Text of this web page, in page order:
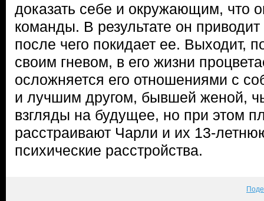
доказать себе и окружающим, что
команды. В результате он
после чего покидает ее. Выходит,
своим гневом, в его жизни
осложняется его отношениями с
и лучшим другом, бывшей женой,
взгляды на будущее, но при этом
расстраивают Чарли и их 13-
психические расстройства.